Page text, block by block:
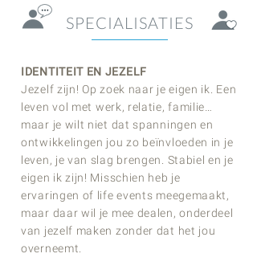
SPECIALISATIES
IDENTITEIT EN JEZELF
Jezelf zijn! Op zoek naar je eigen ik. Een
leven vol met werk, relatie, familie…
maar je wilt niet dat spanningen en
ontwikkelingen jou zo beïnvloeden in je
leven, je van slag brengen. Stabiel en je
eigen ik zijn! Misschien heb je
ervaringen of life events meegemaakt,
maar daar wil je mee dealen, onderdeel
van jezelf maken zonder dat het jou
overneemt.